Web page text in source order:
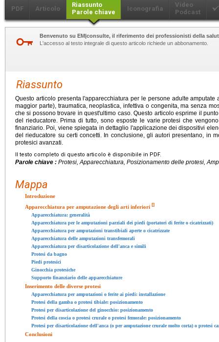
PDF Articolo
Riassunto
Parole chiave
Iconografia
Video
Podcast
Benvenuto su EM|consulte, il riferimento dei professionisti della
L'accesso al testo integrale di questo articolo richiede un abbonamento.
Riassunto
Questo articolo presenta l'apparecchiatura per le persone adulte
maggior parte), traumatica, neoplastica, infettiva o congenita, ma senza
che si possono trovare in quest'ultimo caso. Questo articolo esprime il
del rieducatore. Prima di tutto, sono esposte le varie protesi che
finanziario. Poi, viene spiegata in dettaglio l'applicazione dei dispositivi
del rieducatore su certi concetti. In conclusione, gli autori presentano, in
protesici avanzati.
Il testo completo di questo articolo è disponibile in PDF.
Parole chiave : Protesi, Apparecchiatura, Posizionamento delle protesi,
Mappa
Introduzione
Apparecchiatura per amputazione degli arti inferiori []
Apparecchiatura: generalità
Apparecchiatura per le amputazioni parziali dei piedi (portatori di ferite o cicatrizzati)
Apparecchiatura per amputazioni transtibiali aperte o cicatrizzate
Apparecchiatura delle amputazioni transfemorali
Apparecchiatura per disarticolazione dell'anca e simili
Protesi da bagno
Piedi protesici
Ginocchia protesiche
Supporto finanziario delle apparecchiature
Inserimento delle diverse protesi
Apparecchiatura per amputazioni o ferite ai piedi: installazione
Protesi della gamba o protesi tibiale: posizionamento
Protesi per disarticolazione del ginocchio: posizionamento
Protesi della coscia o protesi crurale o protesi femorale: posizionamento
Protesi per disarticolazione dell'anca (o per amputazione crurale molto corta) o protesi
Conclusioni